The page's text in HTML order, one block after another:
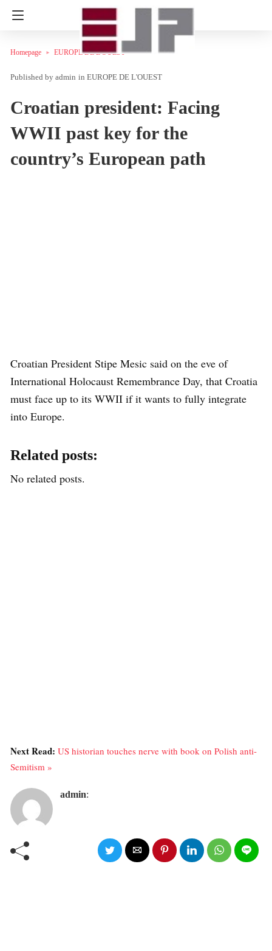
Homepage EUROPE DE L'OUEST
admin in EUROPE DE L'OUEST
Croatian president: Facing
WWII past key for the
country’s European path
Croatian President Stipe Mesic said on the eve of
International Holocaust Remembrance Day, that Croatia
must face up to its WWII if it wants to fully integrate
into Europe.
Related posts:
No related posts.
Next Read: US historian touches nerve with book on Polish anti-
Semitism »
admin: